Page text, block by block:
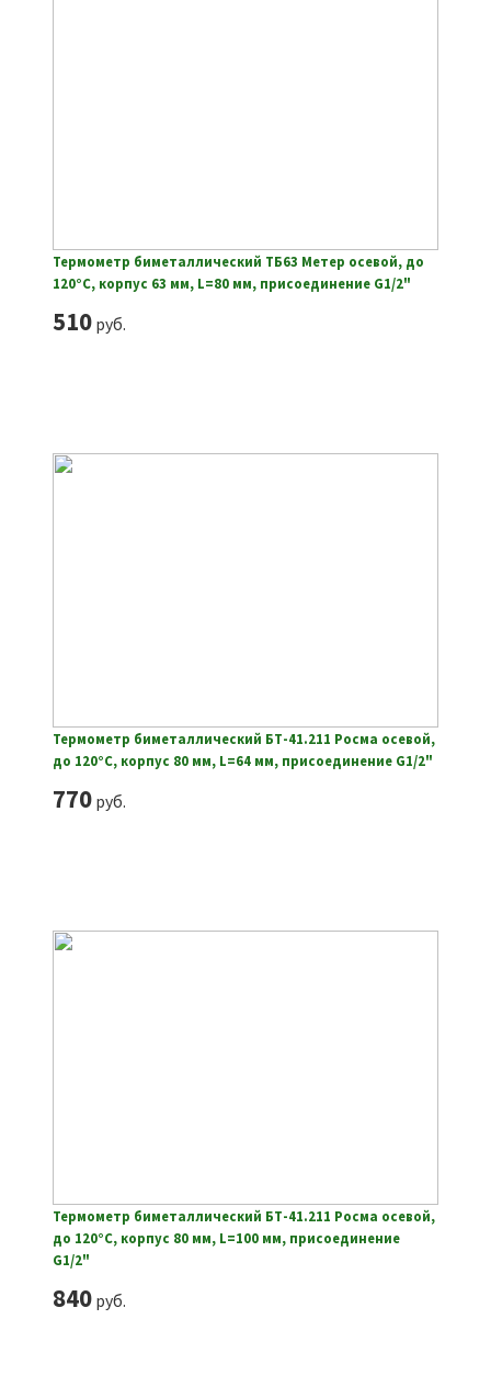
Термометр биметаллический ТБ63 Метер осевой, до
120°С, корпус 63 мм, L=80 мм, присоединение G1/2"
510руб.
Термометр биметаллический БТ-41.211 Росма осевой,
до 120°С, корпус 80 мм, L=64 мм, присоединение G1/2"
770руб.
Термометр биметаллический БТ-41.211 Росма осевой,
до 120°С, корпус 80 мм, L=100 мм, присоединение
G1/2"
840руб.